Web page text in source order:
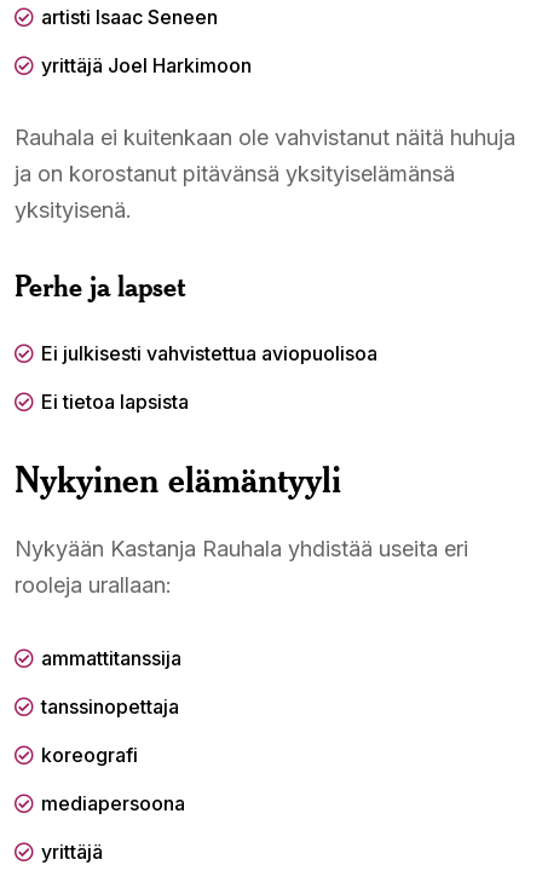
artisti Isaac Seneen
yrittäjä Joel Harkimoon
Rauhala ei kuitenkaan ole vahvistanut näitä huhuja
ja on korostanut pitävänsä yksityiselämänsä
yksityisenä.
Perhe ja lapset
Ei julkisesti vahvistettua aviopuolisoa
Ei tietoa lapsista
Nykyinen elämäntyyli
Nykyään Kastanja Rauhala yhdistää useita eri
rooleja urallaan:
ammattitanssija
tanssinopettaja
koreografi
mediapersoona
yrittäjä